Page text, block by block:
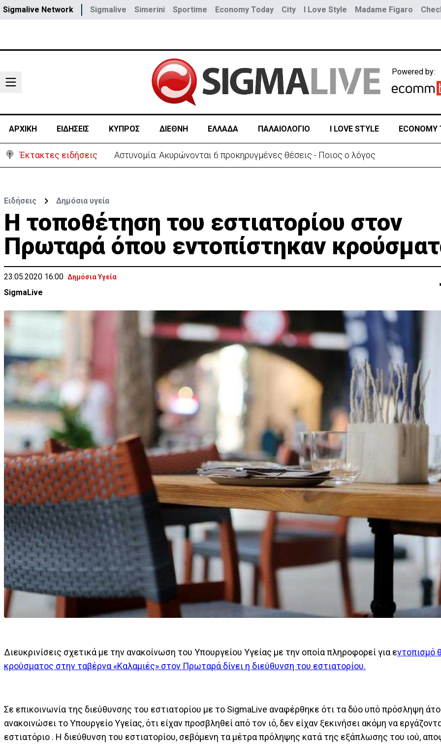
Sigmalive Network Sigmalive Simerini Sportime Economy Today City I Love Style Madame Figaro
Powered by:
ΑΡΧΙΚΗ ΕΙΔΗΣΕΙΣ ΚΥΠΡΟΣ ΔΙΕΘΝΗ ΕΛΛΑΔΑ ΠΑΛΑΙΟΛΟΓΙΟ I LOVE STYLE ECONOMY
Έκτακτες ειδήσεις Αστυνομία: Ακυρώνονται 6 προκηρυγμένες θέσεις - Ποιος ο λόγος
Ειδήσεις Δημόσια υγεία
Η τοποθέτηση του εστιατορίου στον
Πρωταρά όπου εντοπίστηκαν
23.05.2020 16:00 Δημόσια Υγεία
SigmaLive
Διευκρινίσεις σχετικά με την ανακοίνωση του Υπουργείου Υγείας με την οποία πληροφορεί για εντοπισμό
κρούσματος στην ταβέρνα «Καλαμιές» στον Πρωταρά δίνει η διεύθυνση του εστιατορίου.
Σε επικοινωνία της διεύθυνσης του εστιατορίου με το SigmaLive αναφέρθηκε ότι τα δύο υπό πρόσληψη
ανακοινώσει το Υπουργείο Υγείας, ότι είχαν προσβληθεί από τον ιό, δεν είχαν ξεκινήσει ακόμη να
εστιατόριο . Η διεύθυνση του εστιατορίου, σεβόμενη τα μέτρα πρόληψης κατά της εξάπλωσης του ιού,